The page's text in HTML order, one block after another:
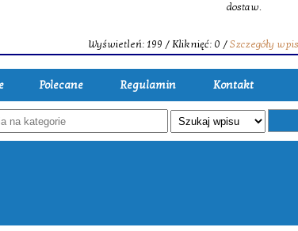
199 / Kliknięć: 0 /Szczegóły wpisu
Polecane Regulamin Kontakt